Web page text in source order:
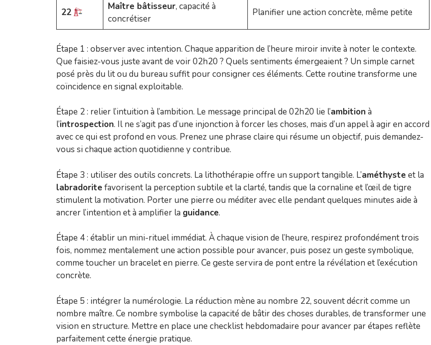
22
Maître bâtisseur, capacité à
concrétiser
Planifier une action concrète, même petite
Étape 1 : observer avec intention. Chaque apparition de l’heure miroir invite à noter le contexte.
Que faisiez-vous juste avant de voir 02h20 ? Quels sentiments émergeaient ? Un simple carnet
posé près du lit ou du bureau suffit pour consigner ces éléments. Cette routine transforme une
coïncidence en signal exploitable.
Étape 2 : relier l’intuition à l’ambition. Le message principal de 02h20 lie l’ambition à
l’introspection. Il ne s’agit pas d’une injonction à forcer les choses, mais d’un appel à agir en accord
avec ce qui est profond en vous. Prenez une phrase claire qui résume un objectif, puis demandez-
vous si chaque action quotidienne y contribue.
Étape 3 : utiliser des outils concrets. La lithothérapie offre un support tangible. L’améthyste et la
labradorite favorisent la perception subtile et la clarté, tandis que la cornaline et l’œil de tigre
stimulent la motivation. Porter une pierre ou méditer avec elle pendant quelques minutes aide à
ancrer l’intention et à amplifier la guidance.
Étape 4 : établir un mini-rituel immédiat. À chaque vision de l’heure, respirez profondément trois
fois, nommez mentalement une action possible pour avancer, puis posez un geste symbolique,
comme toucher un bracelet en pierre. Ce geste servira de pont entre la révélation et l’exécution
concrète.
Étape 5 : intégrer la numérologie. La réduction mène au nombre 22, souvent décrit comme un
nombre maître. Ce nombre symbolise la capacité de bâtir des choses durables, de transformer une
vision en structure. Mettre en place une checklist hebdomadaire pour avancer par étapes reflète
parfaitement cette énergie pratique.